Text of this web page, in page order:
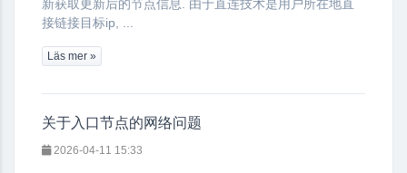
新获取更新后的节点信息. 由于直连技术是用户所在地直
接链接目标ip, ...
Läs mer »
关于入口节点的网络问题
2026-04-11 15:33